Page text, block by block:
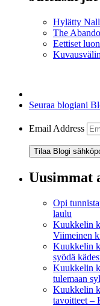
Hylätty
The
Eettiset
Seuraa blogiani
Email Address
Tilaa Blogi
Opi
laulu
Kuukkelin
Viimeinen
Kuukkelin
syödä
Kuukkelin
tulemaan
Kuukkelin
tavoitteet –